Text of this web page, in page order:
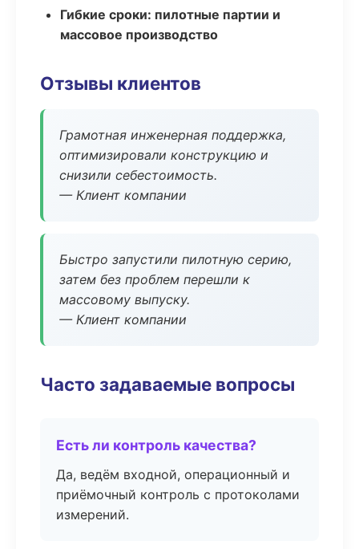
Гибкие сроки: пилотные партии и
массовое производство
Отзывы клиентов
Грамотная инженерная поддержка,
оптимизировали конструкцию и
снизили себестоимость.
— Клиент компании
Быстро запустили пилотную серию,
затем без проблем перешли к
массовому выпуску.
— Клиент компании
Часто задаваемые вопросы
Есть ли контроль качества?
Да, ведём входной, операционный и
приёмочный контроль с протоколами
измерений.